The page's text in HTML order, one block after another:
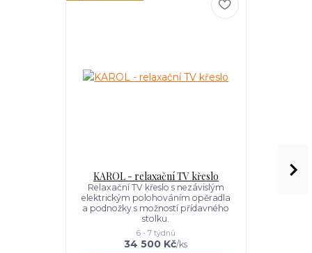
KAROL - relaxační TV křeslo
Relaxační TV křeslo s nezávislým
elektrickým polohováním opěradla
a podnožky s možností přídavného
stolku.
34 500 Kč/ks
6 - 7 týdnů